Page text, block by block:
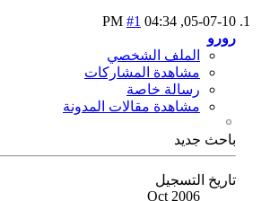
05-07-10,
04:34 PM
#1
رورو
الملف الشخصي
مشاهدة المشاركات
رسالة خاصة
مشاهدة مقالات المدونة
باحث جديد
تاريخ التسجيل
Oct 2006